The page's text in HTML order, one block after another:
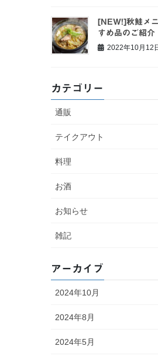
[NEW!]秋鮭メ
すめ品のご紹介
2022年10月12
カテゴリー
通販
テイクアウト
料理
お酒
お知らせ
雑記
アーカイブ
2024年10月
2024年8月
2024年5月